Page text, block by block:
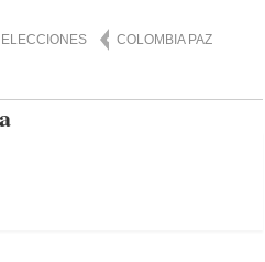
COLOMBIA PAZ